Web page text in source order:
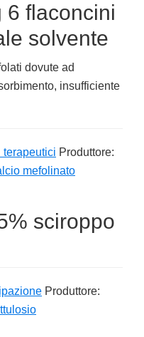
6 flaconcini
solvente
dovute ad
insufficiente
terapeutici Produttore:
mefolinato
sciroppo
Produttore: